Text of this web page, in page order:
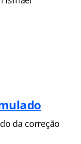
da correção